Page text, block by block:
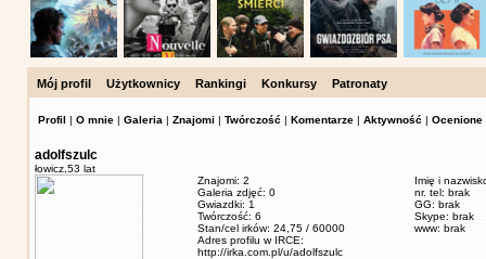
Mój profil Użytkownicy Rankingi Konkursy Patronaty
Profil | O mnie | Galeria | Znajomi | Twórczość | Komentarze | Aktywność | Ocenione
adolfszulc
łowicz, 53 lat
Znajomi: 2
Galeria zdjęć: 0
Gwiazdki: 1
Twórczość: 6
Stan/cel irków: 24,75 / 60000
Adres profilu w IRCE:
http://irka.com.pl/u/adolfszulc
Imię i
nr. tel: brak
GG: brak
Skype: brak
www: brak